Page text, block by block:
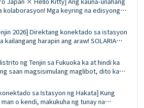
kolaborasyon! Mga keyring na edisyong
sa limang tematikong restawran
2026] Direktang konektado sa istasyon
harapin ang araw! SOLARIA
pinipila at listahan ng pamimili
ng Tenjin sa Fukuoka ka at hindi ka
saan magsisimulang maglibot, dito ka
Shopping Arcade | Pagkain, pamimili, at
nang sabay-sabay
sa Istasyon ng Hakata] Kung
o kendi, makukuha ng tunay na